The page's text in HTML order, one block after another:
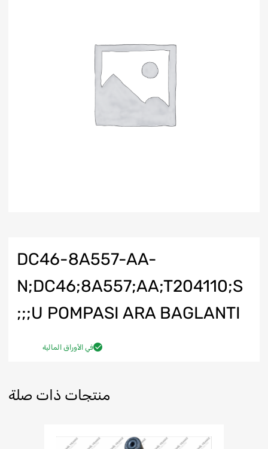
DC46-8A557-AA-
N;DC46;8A557;AA;T204110;S
U POMPASI ARA BAGLANTI;;;
في الأوراق المالية
منتجات ذات صلة